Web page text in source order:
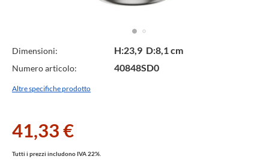
Specifiche
Tecniche
Dimensioni: H:23,9 D:8,1 cm
Numero articolo: 40848SD0
Altre specifiche prodotto
41,33 €
Tutti i prezzi includono IVA 22%.